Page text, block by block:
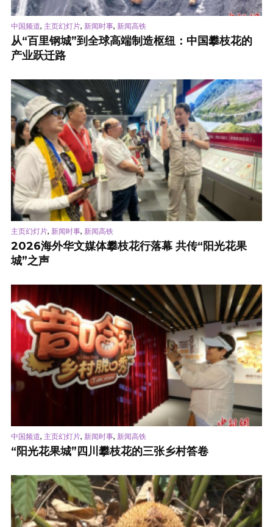
中国频道, 主页幻灯片, 新闻时事, 新闻高铁
从“百里钢城”到全球高端制造枢纽：中国攀枝花的
产业跃迁路
主页幻灯片, 新闻时事, 新闻高铁
2026海外华文媒体攀枝花行落幕 共传“阳光花果
城”之声
中国频道, 主页幻灯片, 新闻时事, 新闻高铁
“阳光花果城”四川攀枝花的三张乡村答卷